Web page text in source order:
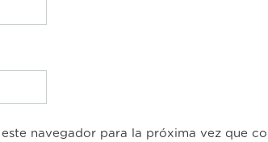
navegador para la próxima vez que